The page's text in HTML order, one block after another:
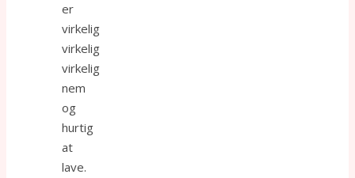
er
virkelig
virkelig
virkelig
nem
og
hurtig
at
lave.